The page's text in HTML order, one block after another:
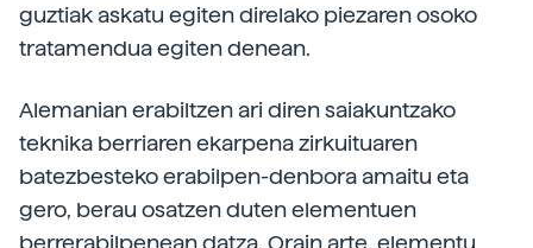
guztiak askatu egiten direlako piezaren osoko
tratamendua egiten denean.
Alemanian erabiltzen ari diren saiakuntzako
teknika berriaren ekarpena zirkuituaren
batezbesteko erabilpen-denbora amaitu eta
gero, berau osatzen duten elementuen
berrerabilpenean datza. Orain arte, elementu